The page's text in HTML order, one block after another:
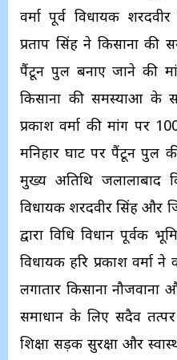
वर्मा पूर्व विधायक
प्रताप सिंह ने किसानों
पैंटून पुल बनाए जाने की
किसानों की समस्याओं के
प्रकाश वर्मा की मांग पर
मनिहार घाट पर पैंटून पुल
मुख्य अतिथि जलालाबाद
विधायक शरदवीर सिंह और
द्वारा विधि विधान पूर्वक
विधायक हरि प्रकाश वर्मा
लगातार किसानों नौजवानों
समाधान के लिए सदैव
शिक्षा सड़क सुरक्षा और